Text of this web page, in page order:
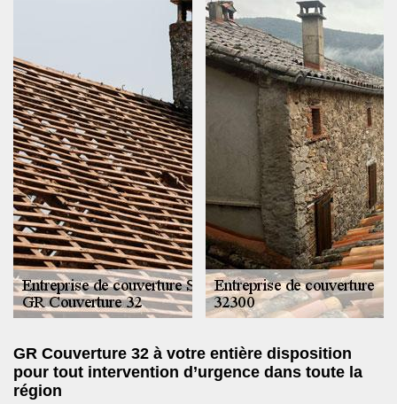
GR Couverture 32 à votre entière disposition
pour tout intervention d’urgence dans toute la
région